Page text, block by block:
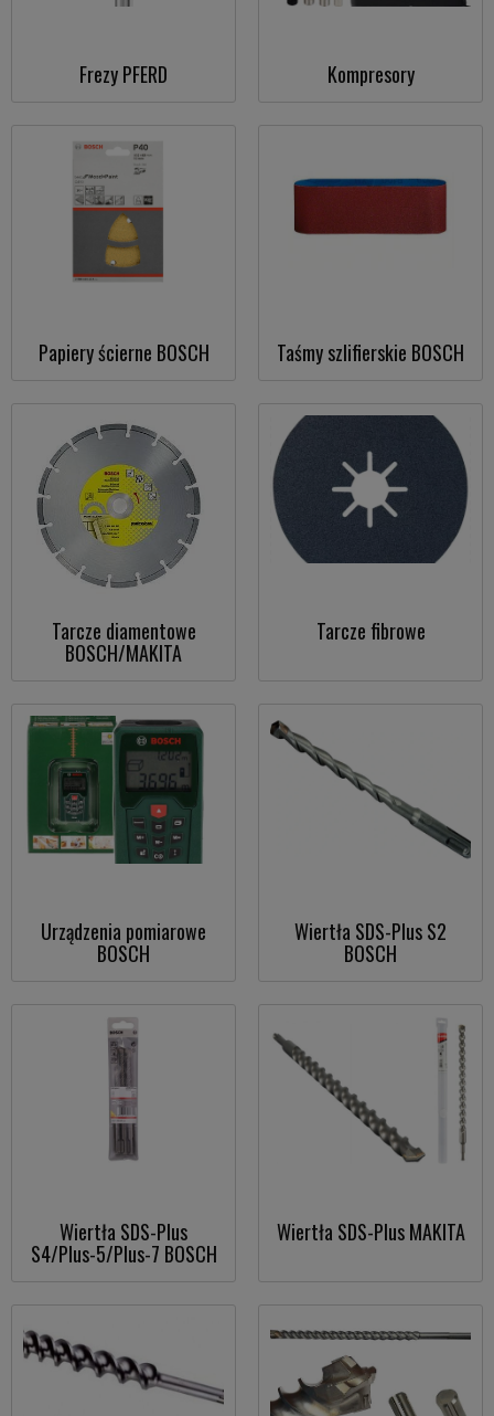
Frezy PFERD Kompresory
Papiery ścierne BOSCH Taśmy szlifierskie BOSCH
Tarcze diamentowe
BOSCH/MAKITA
Tarcze fibrowe
Urządzenia pomiarowe
BOSCH
Wiertła SDS-Plus S2
BOSCH
Wiertła SDS-Plus
S4/Plus-5/Plus-7 BOSCH
Wiertła SDS-Plus MAKITA